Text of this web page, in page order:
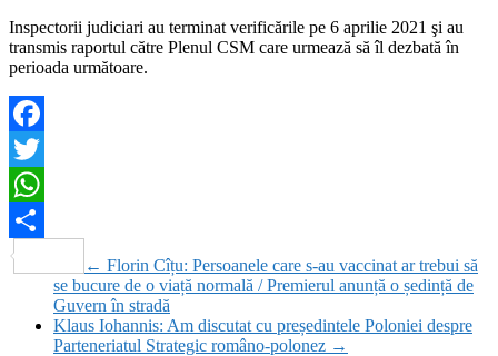
Inspectorii judiciari au terminat verificările pe 6 aprilie 2021 şi au
transmis raportul către Plenul CSM care urmează să îl dezbată în
perioada următoare.
Facebook
Twitter
WhatsApp
Partajează
← Florin Cîțu: Persoanele care s-au vaccinat ar trebui să
se bucure de o viață normală / Premierul anunță o ședință de
Guvern în stradă
Klaus Iohannis: Am discutat cu președintele Poloniei despre
Parteneriatul Strategic româno-polonez →